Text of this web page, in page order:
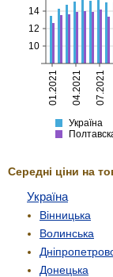
Україна
Полтавская
01.2021 04.2021 07.2021
10
12
14
Україна
Середні ціни на
Україна
Вінницька
Волинська
Донецька